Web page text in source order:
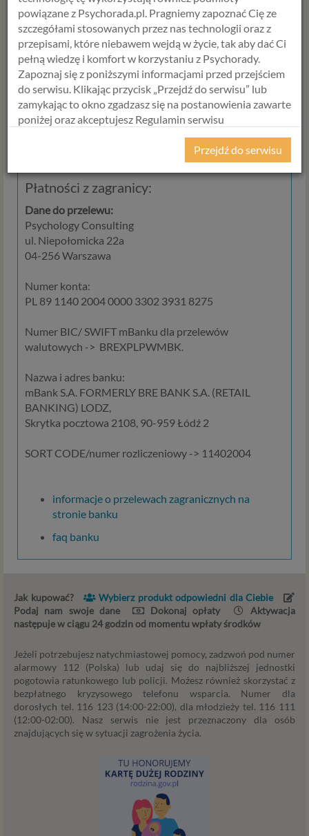
Dane do przelewu:
Psychology Consulting
89 1140 2004 0000 3302 3931 8275
Aby zrealizować przelew w 10-15 minut polecamy
korzystanie z usług mBanku, w którym od początku
działalności posiadamy konto internetowe.
Płatności z zagranicy:
Dane do przelewu:
Psychology Consulting
ul. Niepołomicka 22a
04-256 Warszawa
Numer konta:
PL 89 1140 2004 0000 3302 3931 8275
Numer BIC/ SWIFT mBanku dla przelewów
walutowych -> BREXPLPWMBK.
Nazwa i adres banku:
mBank S.A. FORMERLY BRE BANK S.A. (RETAIL
BANKING) LODZ,
Skrytka pocztowa 2108, 90-959 Łódź 2
SORT CODE/numer rozliczeniowy -> 11402004
informacje o przelewach zagranicznych na
stronie banku
faq banku
Jak kupować?
Wybierz produkt odpowiedni dla Ciebie
Podaj nam swoje dane
Dokonaj opłaty
Aktywacja
następuje w ciągu 24 godzin od momentu wpłaty środków
Jeżeli potrzebujesz natychmiastowej pomocy, zadzwoń pod numer
alarmowy 112 (Polska) lub udaj się do najbliższej jednostki
pogotowia ratunkowego lub policji. Możesz również skorzystać z
bezpłatnego kryzysowego telefonu wsparcia. Numer dla
dorosłych tel. 116 123 (14:00-22:00), dla młodzieży tel. 116 111
(12:00-02:00). Nasz serwis nie jest przeznaczony dla osób
znajdujących się w sytuacji zagrożenia życia.
powiązane z Psychorada.pl. Pragniemy zapoznać Cię ze
szczegółami stosowanych przez nas technologii oraz z
przepisami, które niebawem wejdą w życie, tak aby dać Ci
pełną wiedzę i komfort w korzystaniu z Psychorady.
Zapoznaj się z poniższymi informacjami przed przejściem
do serwisu. Klikając przycisk „Przejdź do serwisu” lub
zamykając to okno zgadzasz się na postanowienia zawarte
poniżej oraz akceptujesz Regulamin serwisu
Psychorada.pl i Politykę Prywatności.
Z dniem 25 maja 2018 r. rozpoczyna obowiązywanie
Rozporządzenie Parlamentu Europejskiego i Rady (UE)
2016/679 z dnia 27 kwietnia 2016 r. w sprawie ochrony
osób fizycznych w związku z przetwarzaniem danych
osobowych i w sprawie swobodnego przepływu takich
danych oraz uchylenia dyrektywy 95/46/WE (określane
identycznym zakresie we wszystkich krajach Unii
Europejskiej, a więc także w Polsce i wprowadza szereg
osobowych, które będą miały wpływ na wiele dziedzin
życia, w tym na korzystanie z usług internetowych, takich
informacji przedstawiamy skrót najważniejszych
zagadnień dotyczących przetwarzania Twoich danych
osobowych, jakie może mieć miejsce po 25 maja 2018 r. w
związku z korzystaniem z naszych usług. Prosimy Cię o jej
Dane osobowe to, zgodnie z RODO, informacje o
zidentyfikowanej lub możliwej do zidentyfikowania
serwisu takimi danymi są np. adres e-mail, adres IP lub
Twoje dane w serwisie konsultacyjnym czy w innej
mogą być zapisywane w plikach cookies lub podobnych
technologiach (np. local storage) instalowanych przez nas
lub naszych Zaufanych Partnerów na naszych stronach i
naszych usług.
Podstawa i cel przetwarzania
Przetwarzanie danych osobowych wymaga podstawy
prawnej. RODO przewiduje kilka rodzajów takich
podstaw prawnych dla przetwarzania danych, a w
Niezbędność przetwarzania do zawarcia lub
wykonania umowy, której jesteś stroną. Umowa to,
w naszym przypadku, regulamin serwisu i
Przejdź do serwisu